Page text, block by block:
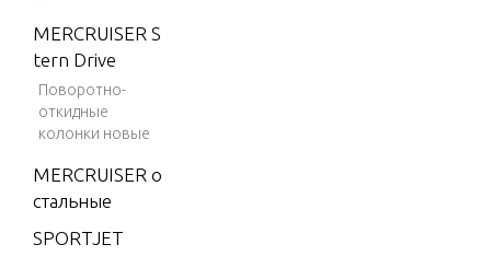
MERCRUISER S
tern Drive
Поворотно-
откидные
колонки новые
MERCRUISER о
стальные
SPORTJET